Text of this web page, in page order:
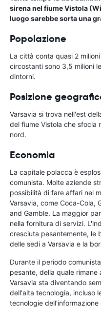
sirena nel fiume Vistola
luogo sarebbe sorta una
Popolazione
La città conta quasi 2
circostanti sono 3,5 milioni
dintorni.
Posizione
Varsavia si trova nell'est
del fiume Vistola che sfocia
nord.
Economia
La capitale polacca è
comunista. Molte aziende
possibilità di fare affari nel
Varsavia, come Coca-Cola,
and Gamble. La maggior
nella fornitura di servizi.
cresciuta pesantemente, le
delle sedi a Varsavia e la
Durante il periodo
pesante, della quale
Varsavia sta diventando
dell'alta tecnologia, incluso
tecnologie dell'informazione